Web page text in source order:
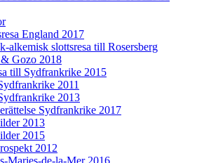
England 2017
alkemisk slottsresa till Rosersberg
Gozo 2018
till Sydfrankrike 2015
2011
2013
Sydfrankrike 2017
2013
2015
2012
Maries-de-la-Mer 2016